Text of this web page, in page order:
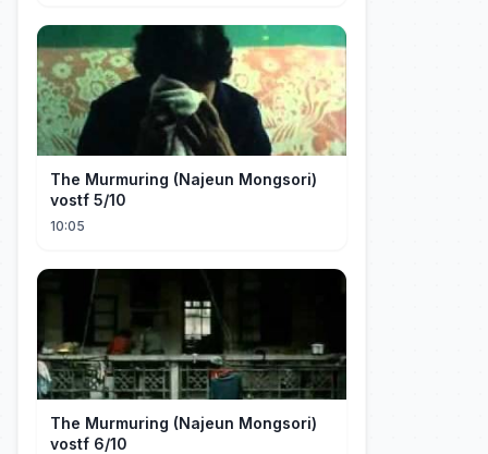
The Murmuring (Najeun Mongsori)
vostf 5/10
10:05
The Murmuring (Najeun Mongsori)
vostf 6/10